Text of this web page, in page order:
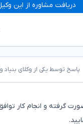
دریافت مشاوره از این
پاسخ توسط یکی از وکلای بنیاد
گرفته و انجام کار